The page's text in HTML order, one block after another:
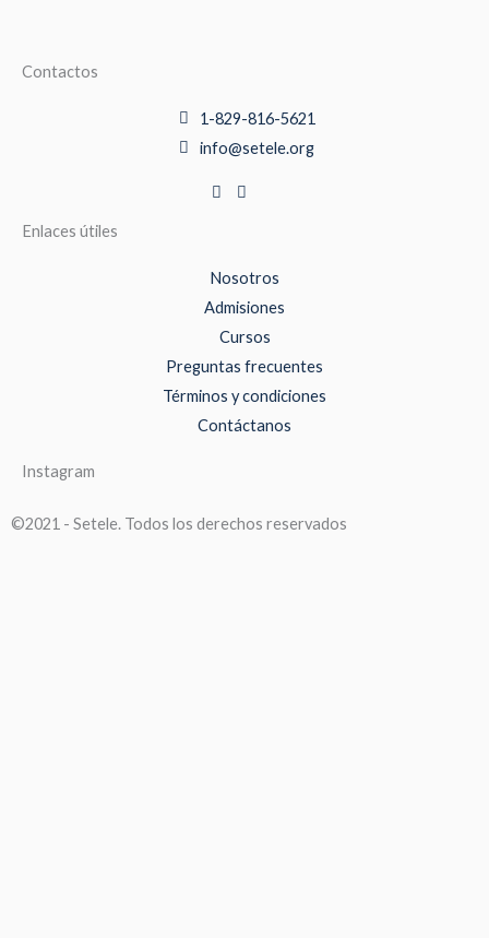
Contactos
1-829-816-5621
info@setele.org
Enlaces útiles
Nosotros
Admisiones
Cursos
Preguntas frecuentes
Términos y condiciones
Contáctanos
Instagram
©2021 - Setele. Todos los derechos reservados